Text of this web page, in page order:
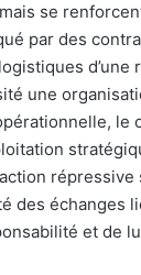
se
par des
d’une
une
le
répressive
des échanges
et de